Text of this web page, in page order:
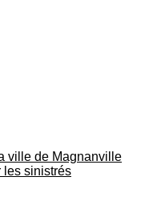
ville de Magnanville
les sinistrés